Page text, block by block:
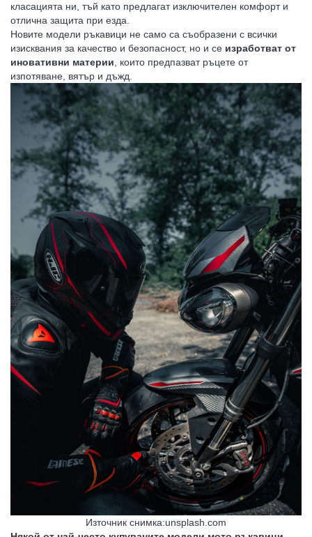
класацията ни, тъй като предлагат изключителен комфорт и
отлична защита при езда.
Новите модели ръкавици не само са съобразени с всички
изисквания за качество и безопасност, но и се изработват от
иновативни материи , които предпазват ръцете от
изпотяване, вятър и дъжд.
Източник снимка:unsplash.com